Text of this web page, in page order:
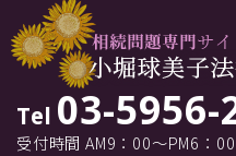
Tel 03-5956-
受付時間 AM9：00～PM6：00